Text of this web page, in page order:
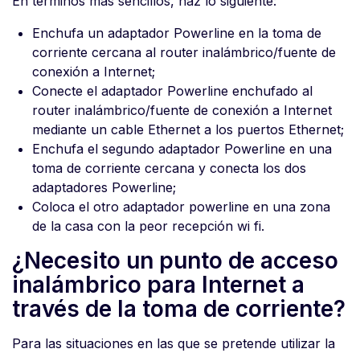
Enchufa un adaptador Powerline en la toma de
corriente cercana al router inalámbrico/fuente de
conexión a Internet;
Conecte el adaptador Powerline enchufado al
router inalámbrico/fuente de conexión a Internet
mediante un cable Ethernet a los puertos Ethernet;
Enchufa el segundo adaptador Powerline en una
toma de corriente cercana y conecta los dos
adaptadores Powerline;
Coloca el otro adaptador powerline en una zona
de la casa con la peor recepción wi fi.
¿Necesito un punto de acceso
inalámbrico para Internet a
través de la toma de corriente?
Para las situaciones en las que se pretende utilizar la